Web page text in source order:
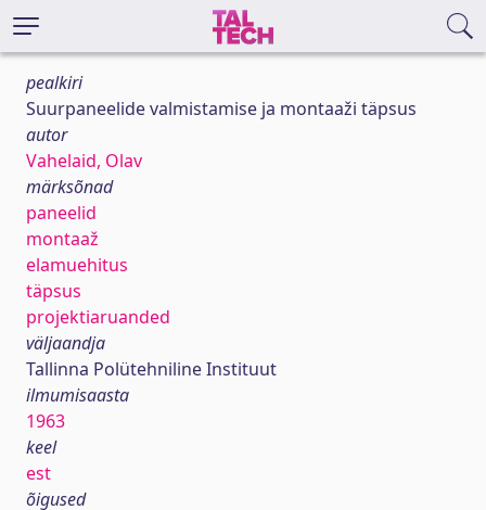
pealkiri
Suurpaneelide valmistamise ja montaaži täpsus
autor
Vahelaid, Olav
märksõnad
paneelid
montaaž
elamuehitus
täpsus
projektiaruanded
väljaandja
Tallinna Polütehniline Instituut
ilmumisaasta
1963
keel
est
õigused